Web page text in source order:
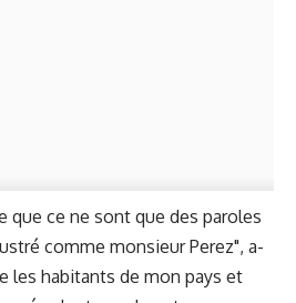
que ce ne sont que des paroles
comme monsieur Perez", a-
les habitants de mon pays et